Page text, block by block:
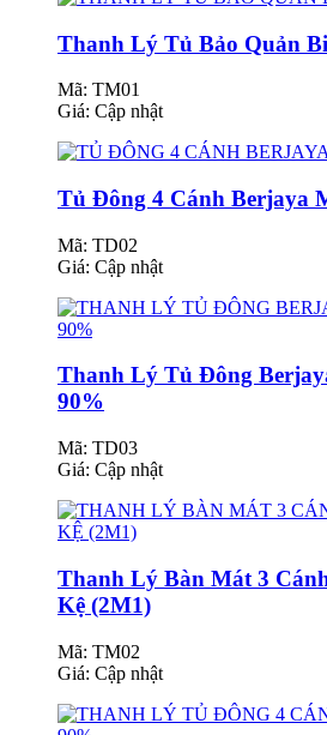
Thanh Lý Tủ Bảo Quản
Mã: TM01
Giá: Cập nhật
Tủ Đông 4 Cánh Berjaya
Mã: TD02
Giá: Cập nhật
Thanh Lý Tủ Đông
90%
Mã: TD03
Giá: Cập nhật
Thanh Lý Bàn Mát 3
Kệ (2M1)
Mã: TM02
Giá: Cập nhật